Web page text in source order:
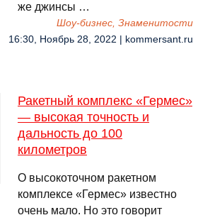
же джинсы …
Шоу-бизнес, Знаменитости
16:30, Ноябрь 28, 2022 | kommersant.ru
Ракетный комплекс «Гермес»
— высокая точность и
дальность до 100
километров
О высокоточном ракетном
комплексе «Гермес» известно
очень мало. Но это говорит